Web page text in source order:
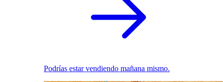
Podrías estar vendiendo mañana mismo.